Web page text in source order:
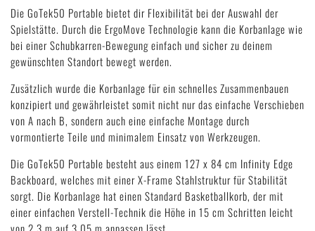
Die GoTek50 Portable bietet dir Flexibilität bei der Auswahl der
Spielstätte. Durch die ErgoMove Technologie kann die Korbanlage wie
bei einer Schubkarren-Bewegung einfach und sicher zu deinem
gewünschten Standort bewegt werden.
Zusätzlich wurde die Korbanlage für ein schnelles Zusammenbauen
konzipiert und gewährleistet somit nicht nur das einfache Verschieben
von A nach B, sondern auch eine einfache Montage durch
vormontierte Teile und minimalem Einsatz von Werkzeugen.
Die GoTek50 Portable besteht aus einem 127 x 84 cm Infinity Edge
Backboard, welches mit einer X-Frame Stahlstruktur für Stabilität
sorgt. Die Korbanlage hat einen Standard Basketballkorb, der mit
einer einfachen Verstell-Technik die Höhe in 15 cm Schritten leicht